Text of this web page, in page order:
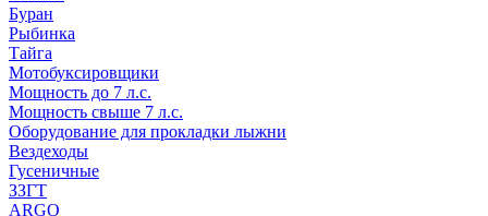
Буран
Рыбинка
Тайга
Мотобуксировщики
Мощность до 7 л.с.
Мощность свыше 7 л.с.
Оборудование для прокладки лыжни
Вездеходы
Гусеничные
ЗЗГТ
ARGO